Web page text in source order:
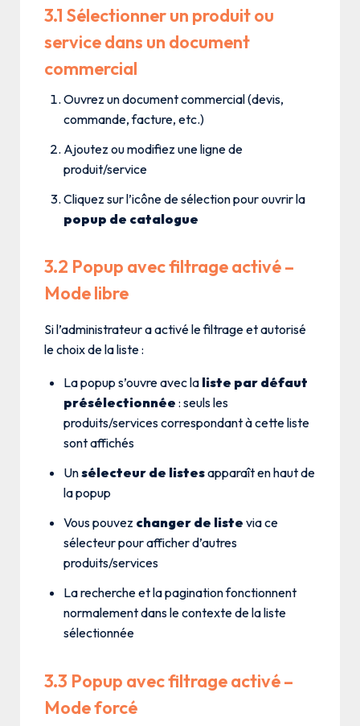
3.1 Sélectionner un produit ou
service dans un document
commercial
Ouvrez un document commercial (devis,
commande, facture, etc.)
Ajoutez ou modifiez une ligne de
produit/service
Cliquez sur l’icône de sélection pour ouvrir la
popup de catalogue
3.2 Popup avec filtrage activé –
Mode libre
Si l’administrateur a activé le filtrage et autorisé
le choix de la liste :
La popup s’ouvre avec la liste par défaut
présélectionnée : seuls les
produits/services correspondant à cette liste
sont affichés
Unsélecteur de listesapparaît en haut de
la popup
Vous pouvez changer de liste via ce
sélecteur pour afficher d’autres
produits/services
La recherche et la pagination fonctionnent
normalement dans le contexte de la liste
sélectionnée
3.3 Popup avec filtrage activé –
Mode forcé